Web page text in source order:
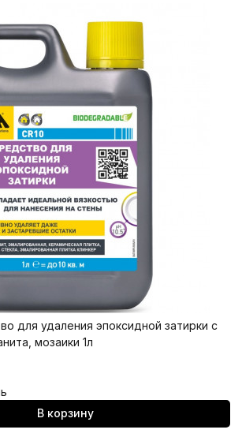
для удаления эпоксидной затирки с
мозаики 1л
В корзину